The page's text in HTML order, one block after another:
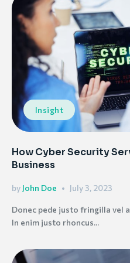
Insight
How Cyber Security
Business
by John Doe July 3, 2023
Donec pede justo fringilla vel
In enim justo rhoncus...